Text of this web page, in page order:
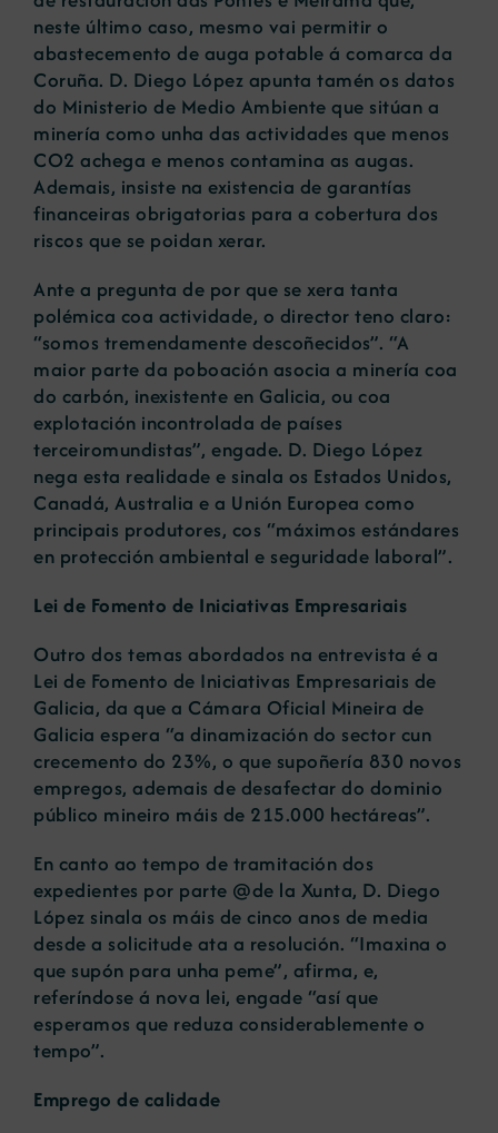
neste último caso, mesmo vai permitir o
abastecemento de auga potable á comarca da
Coruña. D. Diego López apunta tamén os datos
do Ministerio de Medio Ambiente que sitúan a
minería como unha das actividades que menos
CO2 achega e menos contamina as augas.
Ademais, insiste na existencia de garantías
financeiras obrigatorias para a cobertura dos
riscos que se poidan xerar.
Ante a pregunta de por que se xera tanta
polémica coa actividade, o director teno claro:
“somos tremendamente descoñecidos”. “A
maior parte da poboación asocia a minería coa
do carbón, inexistente en Galicia, ou coa
explotación incontrolada de países
terceiromundistas”, engade. D. Diego López
nega esta realidade e sinala os Estados Unidos,
Canadá, Australia e a Unión Europea como
principais produtores, cos “máximos estándares
en protección ambiental e seguridade laboral”.
Lei de Fomento de Iniciativas Empresariais
Outro dos temas abordados na entrevista é a
Lei de Fomento de Iniciativas Empresariais de
Galicia, da que a Cámara Oficial Mineira de
Galicia espera “a dinamización do sector cun
crecemento do 23%, o que supoñería 830 novos
empregos, ademais de desafectar do dominio
público mineiro máis de 215.000 hectáreas”.
En canto ao tempo de tramitación dos
expedientes por parte @de la Xunta, D. Diego
López sinala os máis de cinco anos de media
desde a solicitude ata a resolución. “Imaxina o
que supón para unha peme”, afirma, e,
referíndose á nova lei, engade “así que
esperamos que reduza considerablemente o
tempo”.
Emprego de calidade